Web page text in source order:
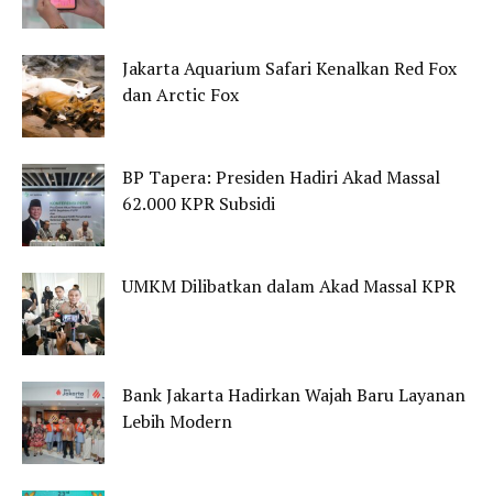
Jakarta Aquarium Safari Kenalkan Red Fox
dan Arctic Fox
BP Tapera: Presiden Hadiri Akad Massal
62.000 KPR Subsidi
UMKM Dilibatkan dalam Akad Massal KPR
Bank Jakarta Hadirkan Wajah Baru Layanan
Lebih Modern